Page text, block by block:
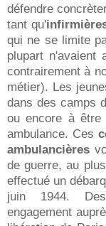
défendre
tant qu'
qui ne se limite
plupart n'avaient
contrairement à
métier). Les
dans des camps
ou encore à être
ambulance. Ces
ambulancières
de guerre, au
effectué un
juin 1944.
engagement